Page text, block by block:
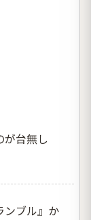
が台無し
ンブル』か